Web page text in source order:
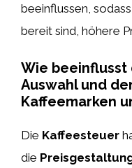
beeinflussen,
bereit sind, höhere
Wie beeinflusst
Auswahl und
Kaffeemarken
Die Kaffeesteuer
die